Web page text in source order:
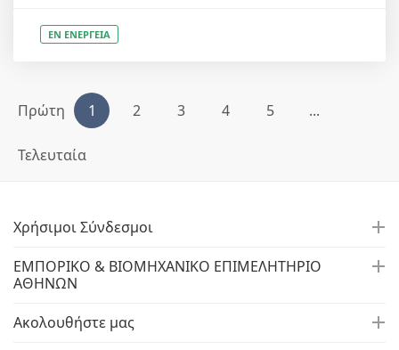
ΕΝ ΕΝΕΡΓΕΙΑ
Πρώτη 1 2 3 4 5 ...
Τελευταία
Χρήσιμοι Σύνδεσμοι
ΕΜΠΟΡΙΚΟ & ΒΙΟΜΗΧΑΝΙΚΟ ΕΠΙΜΕΛΗΤΗΡΙΟ
ΑΘΗΝΩΝ
Ακολουθήστε μας